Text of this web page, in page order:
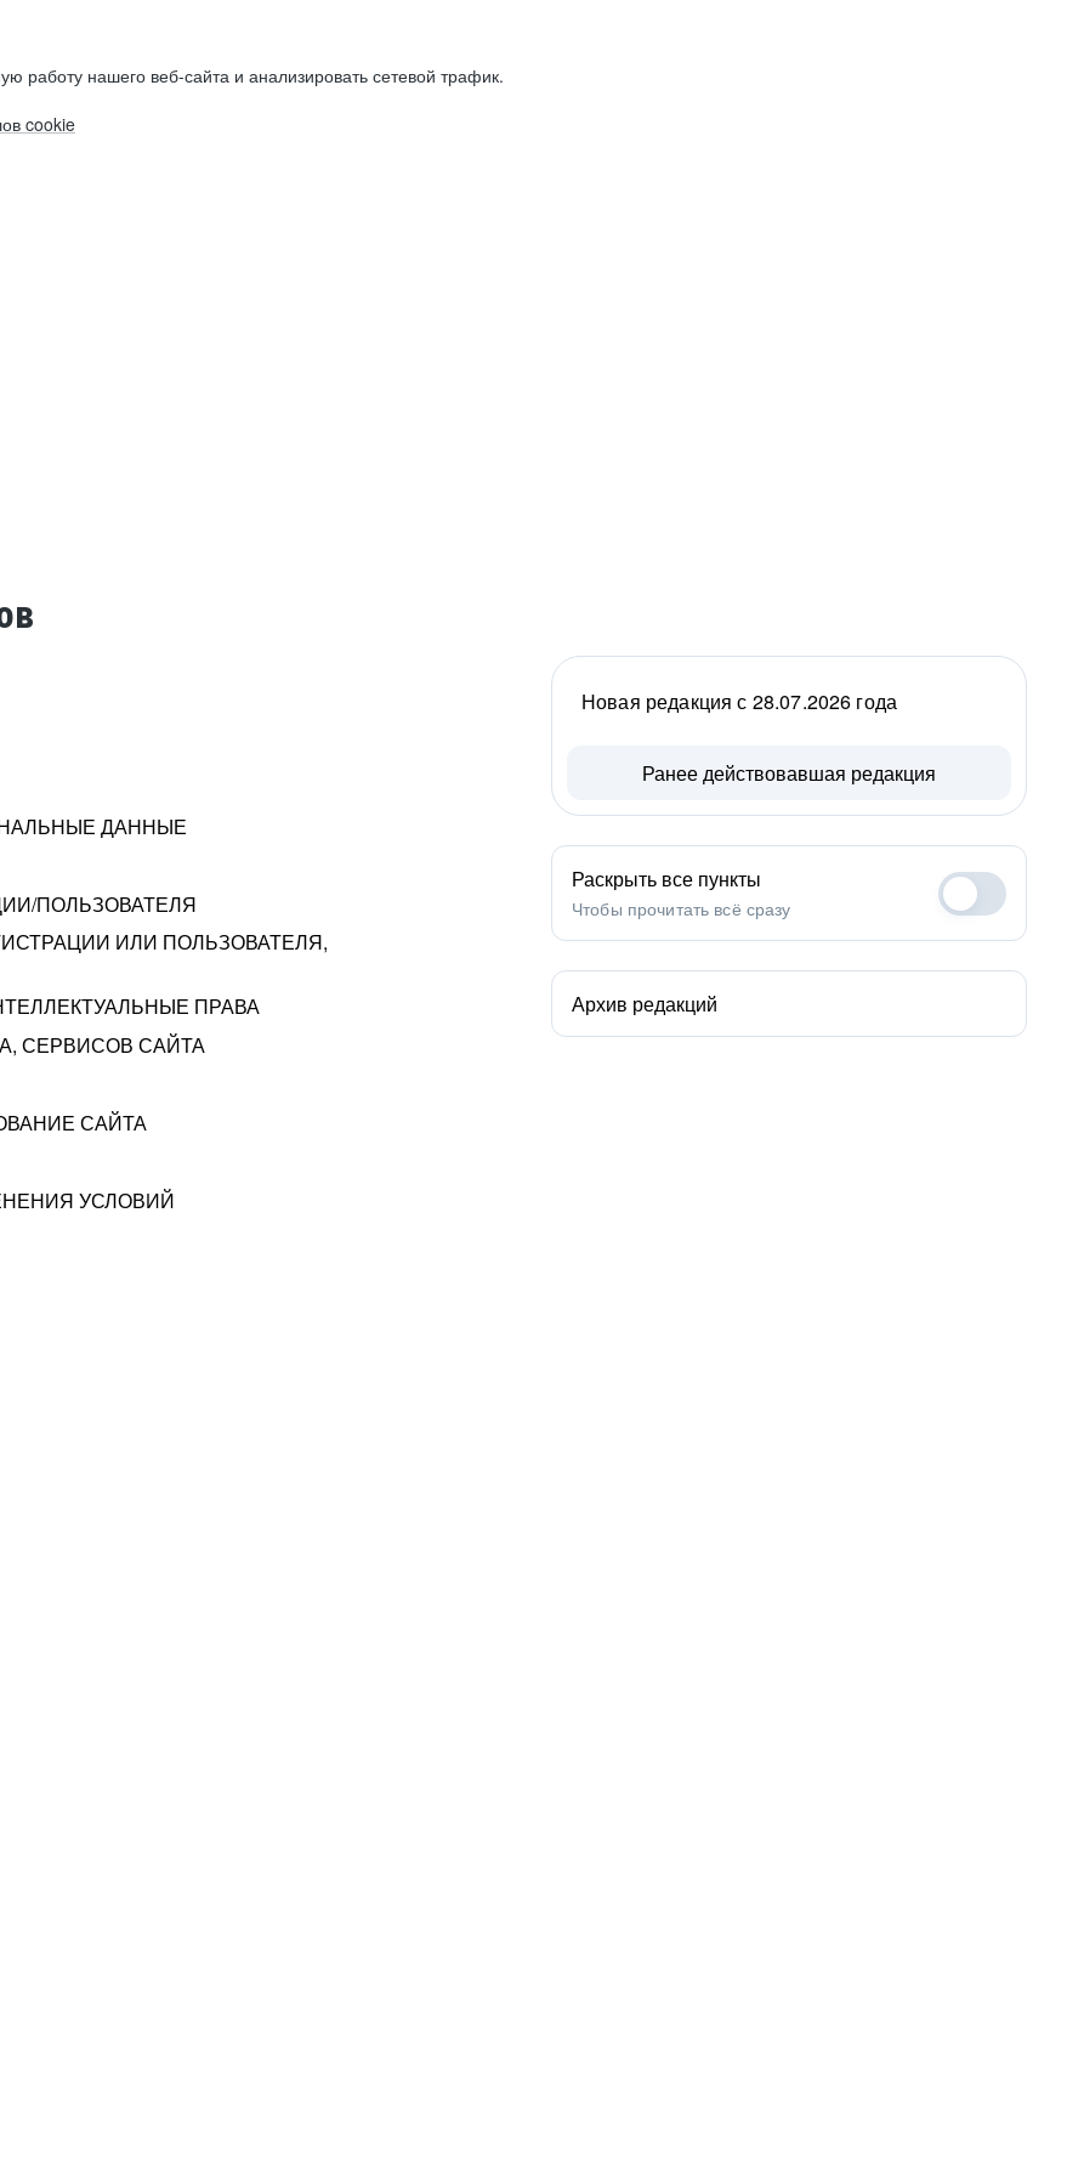
работу нашего веб-сайта и анализировать сетевой трафик.
cookie
ДАННЫЕ
ПОЛЬЗОВАТЕЛЯ
ИЛИ ПОЛЬЗОВАТЕЛЯ,
ПРАВА
СЕРВИСОВ САЙТА
САЙТА
УСЛОВИЙ
Новая редакция с 28.07.2026 года
Ранее действовавшая редакция
Раскрыть все пункты
Чтобы прочитать всё сразу
Архив редакций